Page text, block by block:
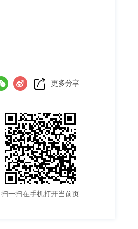
更多分享
扫一扫在手机打开当前页